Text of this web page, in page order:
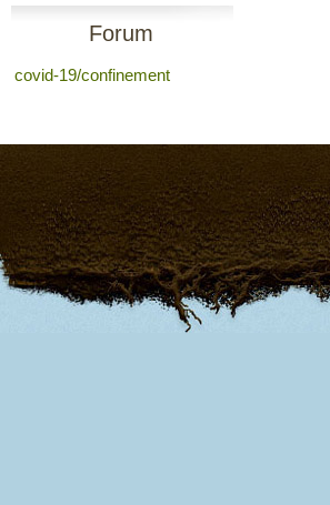
Forum
covid-19/confinement